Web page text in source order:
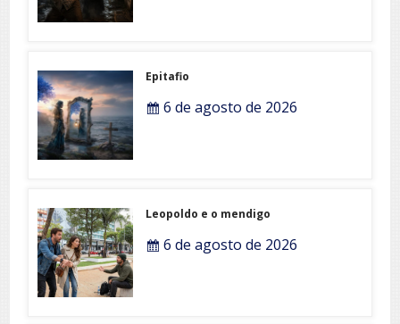
Epitafio
6 de agosto de 2026
Leopoldo e o mendigo
6 de agosto de 2026